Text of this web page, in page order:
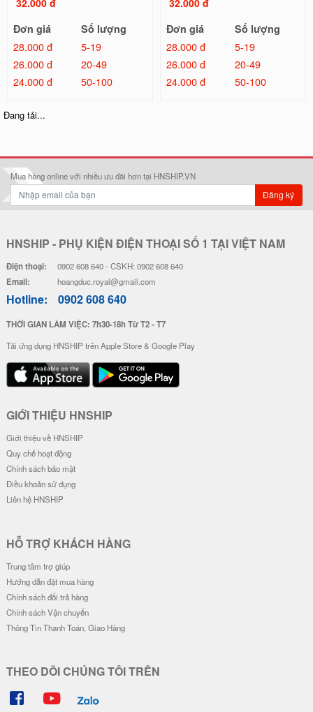
Đơn giá
Số lượng
28.000 đ
5-19
26.000 đ
20-49
24.000 đ
50-100
Đơn giá
Số lượng
28.000 đ
5-19
26.000 đ
20-49
24.000 đ
50-100
atrick
32.000 đ
Đơn giá
Số lượng
28.000 đ
5-19
26.000 đ
20-49
24.000 đ
50-100
Ốp Lưng IMD Chống Sốc - Mẫu S
hin Chan
32.000 đ
24.000 đ
Ốp Lưng IMD Chống Sốc - Mẫu G
engar
Đơn giá
Số lượng
28.000 đ
26.000 đ
20-49
24.000 đ
50-100